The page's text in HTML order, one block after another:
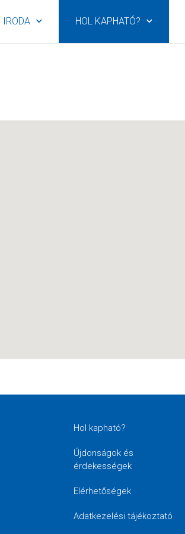
IRODA HOL KAPHATÓ?
Hol kapható?
Újdonságok és
érdekességek
Elérhetőségek
Adatkezelési tájékoztató